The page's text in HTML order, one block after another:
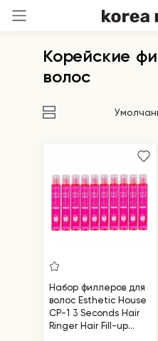
Корейские
волос
Набор филлеров для
волос Esthetic House
CP-1 3 Seconds Hair
Ringer Hair Fill-up